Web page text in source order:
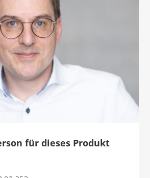
für dieses Produkt